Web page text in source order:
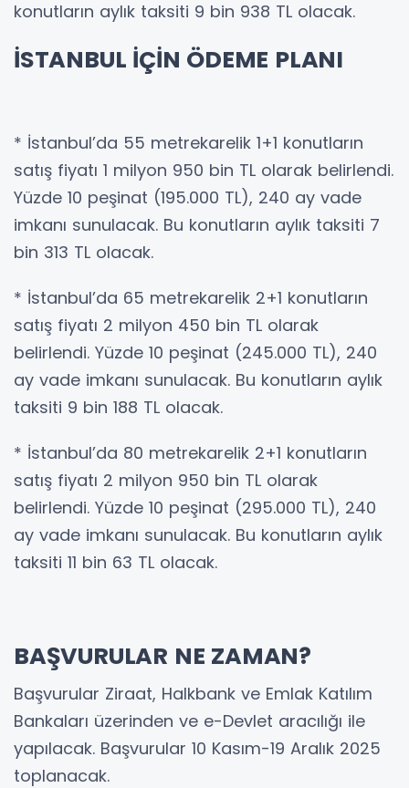
konutların aylık taksiti 9 bin 938 TL olacak.
İSTANBUL İÇİN ÖDEME PLANI
* İstanbul’da 55 metrekarelik 1+1 konutların
satış fiyatı 1 milyon 950 bin TL olarak belirlendi.
Yüzde 10 peşinat (195.000 TL), 240 ay vade
imkanı sunulacak. Bu konutların aylık taksiti 7
bin 313 TL olacak.
* İstanbul’da 65 metrekarelik 2+1 konutların
satış fiyatı 2 milyon 450 bin TL olarak
belirlendi. Yüzde 10 peşinat (245.000 TL), 240
ay vade imkanı sunulacak. Bu konutların aylık
taksiti 9 bin 188 TL olacak.
* İstanbul’da 80 metrekarelik 2+1 konutların
satış fiyatı 2 milyon 950 bin TL olarak
belirlendi. Yüzde 10 peşinat (295.000 TL), 240
ay vade imkanı sunulacak. Bu konutların aylık
taksiti 11 bin 63 TL olacak.
BAŞVURULAR NE ZAMAN?
Başvurular Ziraat, Halkbank ve Emlak Katılım
Bankaları üzerinden ve e-Devlet aracılığı ile
yapılacak. Başvurular 10 Kasım-19 Aralık 2025
toplanacak.